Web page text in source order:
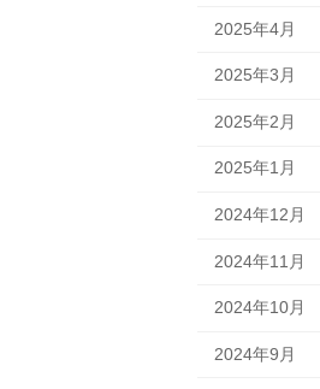
2025年4月
2025年3月
2025年2月
2025年1月
2024年12月
2024年11月
2024年10月
2024年9月